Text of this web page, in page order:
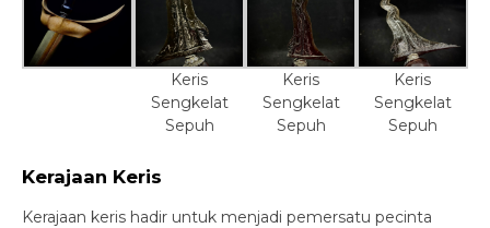
Keris
Sengkelat
Sepuh
Keris
Sengkelat
Sepuh
Keris
Sengkelat
Sepuh
Kerajaan Keris
Kerajaan keris hadir untuk menjadi pemersatu pecinta